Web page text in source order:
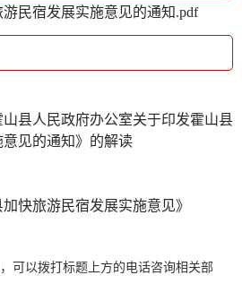
民宿发展实施意见的通知.pdf
山县人民政府办公室关于印发霍山县
见的通知》的解读
快旅游民宿发展实施意见》
可以拨打标题上方的电话咨询相关部